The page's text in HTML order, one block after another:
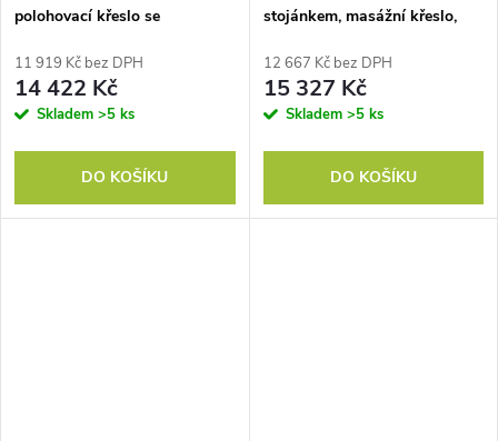
polohovací křeslo se
tepelnými funkcemi, 2 dálkové
ovladače, měkká pěna
11 919 Kč bez DPH
14 422 Kč
Skladem >5 ks
DO KOŠÍKU
stojánkem, masážní křeslo,
USB, TV křeslo s dálkovým
ovládáním, boční kapsa,
polohovací TV křeslo se
sametovým vzhledem, šedé
12 667 Kč bez DPH
15 327 Kč
Skladem >5 ks
DO KOŠÍKU